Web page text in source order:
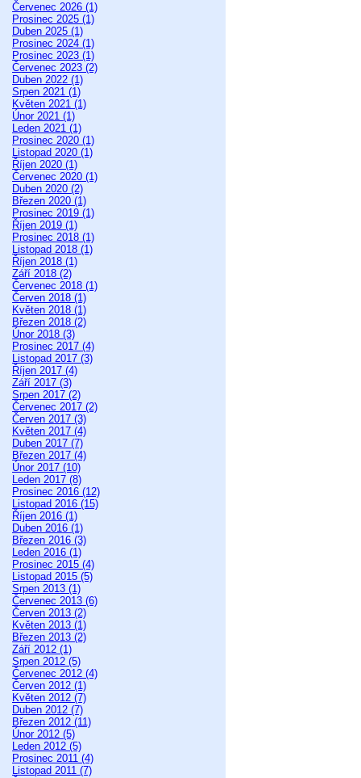
Červenec 2026 (1)
Prosinec 2025 (1)
Duben 2025 (1)
Prosinec 2024 (1)
Prosinec 2023 (1)
Červenec 2023 (2)
Duben 2022 (1)
Srpen 2021 (1)
Květen 2021 (1)
Únor 2021 (1)
Leden 2021 (1)
Prosinec 2020 (1)
Listopad 2020 (1)
Říjen 2020 (1)
Červenec 2020 (1)
Duben 2020 (2)
Březen 2020 (1)
Prosinec 2019 (1)
Říjen 2019 (1)
Prosinec 2018 (1)
Listopad 2018 (1)
Říjen 2018 (1)
Září 2018 (2)
Červenec 2018 (1)
Červen 2018 (1)
Květen 2018 (1)
Březen 2018 (2)
Únor 2018 (3)
Prosinec 2017 (4)
Listopad 2017 (3)
Říjen 2017 (4)
Září 2017 (3)
Srpen 2017 (2)
Červenec 2017 (2)
Červen 2017 (3)
Květen 2017 (4)
Duben 2017 (7)
Březen 2017 (4)
Únor 2017 (10)
Leden 2017 (8)
Prosinec 2016 (12)
Listopad 2016 (15)
Říjen 2016 (1)
Duben 2016 (1)
Březen 2016 (3)
Leden 2016 (1)
Prosinec 2015 (4)
Listopad 2015 (5)
Srpen 2013 (1)
Červenec 2013 (6)
Červen 2013 (2)
Květen 2013 (1)
Březen 2013 (2)
Září 2012 (1)
Srpen 2012 (5)
Červenec 2012 (4)
Červen 2012 (1)
Květen 2012 (7)
Duben 2012 (7)
Březen 2012 (11)
Únor 2012 (5)
Leden 2012 (5)
Prosinec 2011 (4)
Listopad 2011 (7)